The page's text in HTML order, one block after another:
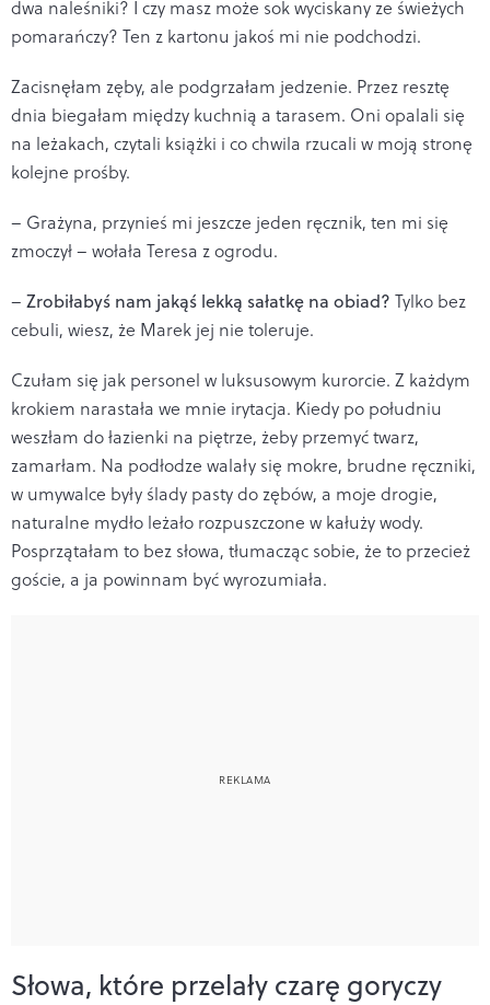
dwa naleśniki? I czy masz może sok wyciskany ze świeżych
pomarańczy? Ten z kartonu jakoś mi nie podchodzi.
Zacisnęłam zęby, ale podgrzałam jedzenie. Przez resztę
dnia biegałam między kuchnią a tarasem. Oni opalali się
na leżakach, czytali książki i co chwila rzucali w moją stronę
kolejne prośby.
– Grażyna, przynieś mi jeszcze jeden ręcznik, ten mi się
zmoczył – wołała Teresa z ogrodu.
– Zrobiłabyś nam jakąś lekką sałatkę na obiad? Tylko bez
cebuli, wiesz, że Marek jej nie toleruje.
Czułam się jak personel w luksusowym kurorcie. Z każdym
krokiem narastała we mnie irytacja. Kiedy po południu
weszłam do łazienki na piętrze, żeby przemyć twarz,
zamarłam. Na podłodze walały się mokre, brudne ręczniki,
w umywalce były ślady pasty do zębów, a moje drogie,
naturalne mydło leżało rozpuszczone w kałuży wody.
Posprzątałam to bez słowa, tłumacząc sobie, że to przecież
goście, a ja powinnam być wyrozumiała.
Słowa, które przelały czarę goryczy